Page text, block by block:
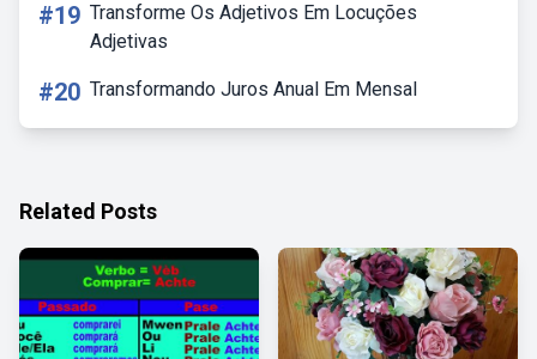
#19 Transforme Os Adjetivos Em Locuções
Adjetivas
#20 Transformando Juros Anual Em Mensal
Related Posts